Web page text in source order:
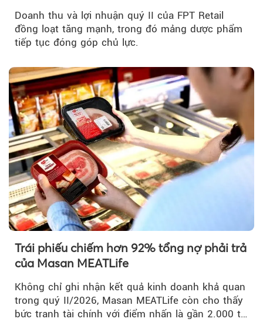
Doanh thu và lợi nhuận quý II của FPT Retail
đồng loạt tăng mạnh, trong đó mảng dược phẩm
tiếp tục đóng góp chủ lực.
Trái phiếu chiếm hơn 92% tổng nợ phải trả
của Masan MEATLife
Không chỉ ghi nhận kết quả kinh doanh khả quan
trong quý II/2026, Masan MEATLife còn cho thấy
bức tranh tài chính với điểm nhấn là gần 2.000 tỷ